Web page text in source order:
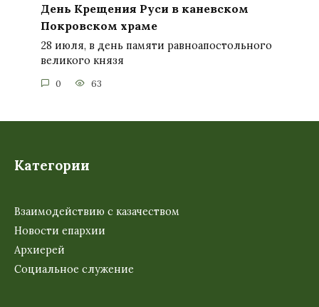
День Крещения Руси в каневском
Покровском храме
28 июля, в день памяти равноапостольного
великого князя
0 63
Категории
Взаимодействию с казачеством
Новости епархии
Архиерей
Социальное служение